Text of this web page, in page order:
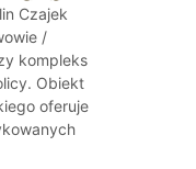
Czajek
/
kompleks
Obiekt
oferuje